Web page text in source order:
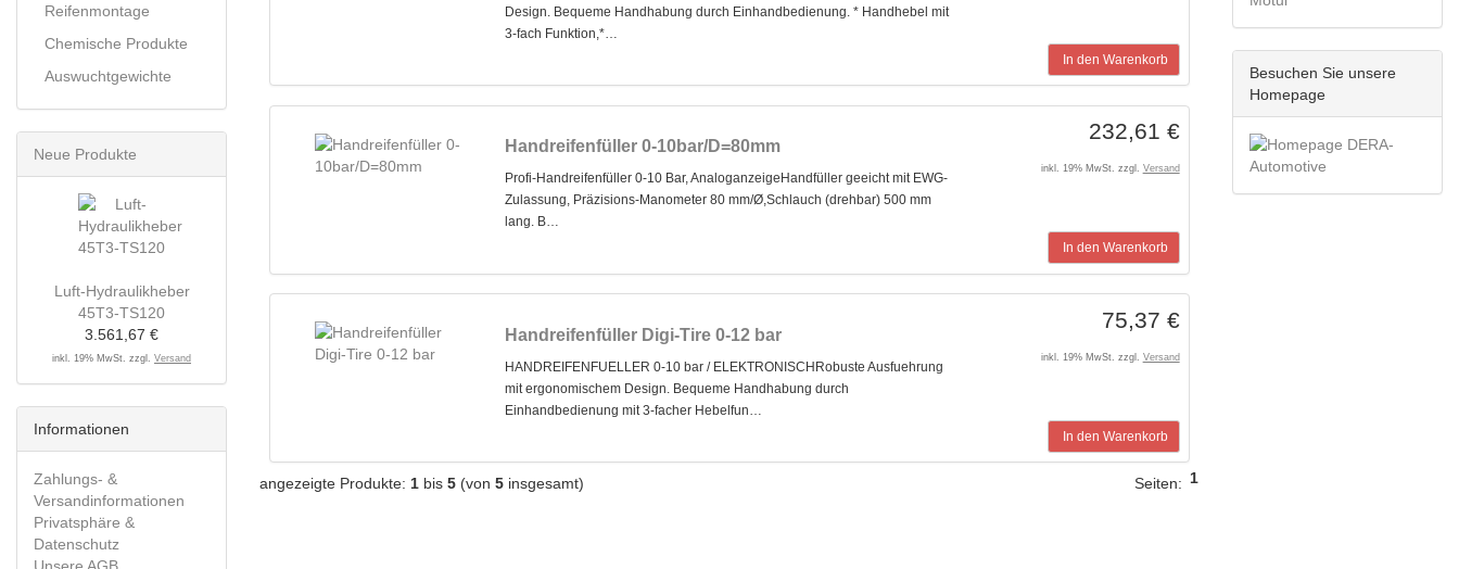
Design. Bequeme Handhabung durch Einhandbedienung. * Handhebel mit
3-fach Funktion,*…
In den Warenkorb
Handreifenfüller 0-10bar/D=80mm
Profi-Handreifenfüller 0-10 Bar, AnaloganzeigeHandfüller geeicht mit EWG-
Zulassung, Präzisions-Manometer 80 mm/Ø,Schlauch (drehbar) 500 mm
lang. B…
232,61 €
inkl. 19% MwSt. zzgl. Versand
In den Warenkorb
Handreifenfüller Digi-Tire 0-12 bar
HANDREIFENFUELLER 0-10 bar / ELEKTRONISCHRobuste Ausfuehrung
mit ergonomischem Design. Bequeme Handhabung durch
Einhandbedienung mit 3-facher Hebelfun…
75,37 €
inkl. 19% MwSt. zzgl. Versand
In den Warenkorb
angezeigte Produkte: 1 bis 5 (von 5 insgesamt) 1
Seiten:
Reifenmontage
Chemische Produkte
Auswuchtgewichte
Neue Produkte
Luft-Hydraulikheber
45T3-TS120
3.561,67 €
inkl. 19% MwSt. zzgl. Versand
Informationen
Zahlungs- &
Versandinformationen
Privatsphäre &
Datenschutz
Besuchen Sie unsere
Homepage